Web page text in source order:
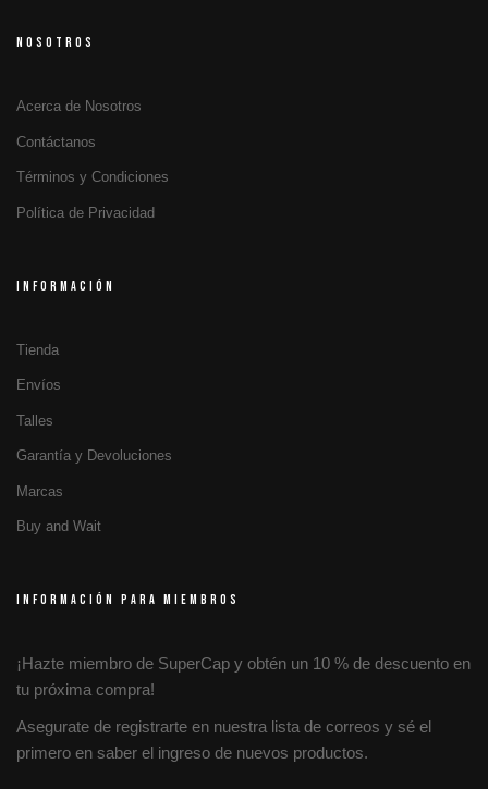
NOSOTROS
Acerca de Nosotros
Contáctanos
Términos y Condiciones
Política de Privacidad
INFORMACIÓN
Tienda
Envíos
Talles
Garantía y Devoluciones
Marcas
Buy and Wait
INFORMACIÓN PARA MIEMBROS
¡Hazte miembro de SuperCap y obtén un 10 % de descuento en
tu próxima compra!
Asegurate de registrarte en nuestra lista de correos y sé el
primero en saber el ingreso de nuevos productos.